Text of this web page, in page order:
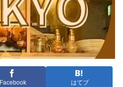
Facebook はてブ